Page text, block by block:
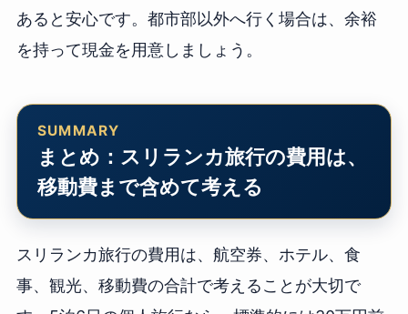
あると安心です。都市部以外へ行く場合は、余裕
を持って現金を用意しましょう。
まとめ：スリランカ旅行の費用は、
移動費まで含めて考える
スリランカ旅行の費用は、航空券、ホテル、食
事、観光、移動費の合計で考えることが大切で